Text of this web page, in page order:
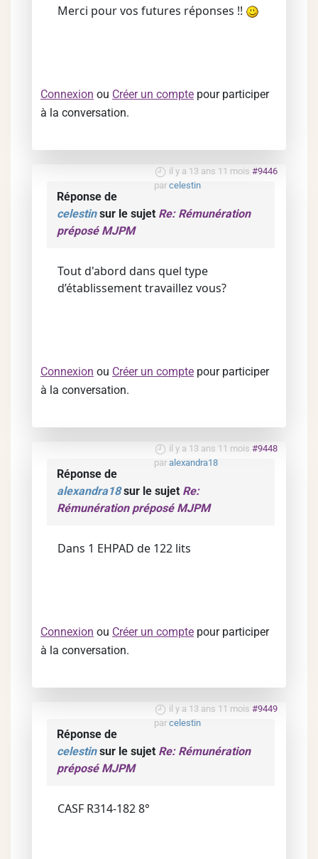
Merci pour vos futures réponses !!
Connexion ou Créer un compte pour participer
à la conversation.
il y a 13 ans 11 mois #9446
par celestin
Réponse de
celestinsur le sujet Re: Rémunération
préposé MJPM
Tout d'abord dans quel type
d’établissement travaillez vous?
Connexion ou Créer un compte pour participer
à la conversation.
il y a 13 ans 11 mois #9448
par alexandra18
Réponse de
alexandra18sur le sujet Re:
Rémunération préposé MJPM
Dans 1 EHPAD de 122 lits
Connexion ou Créer un compte pour participer
à la conversation.
il y a 13 ans 11 mois #9449
par celestin
Réponse de
celestinsur le sujet Re: Rémunération
préposé MJPM
CASF R314-182 8°